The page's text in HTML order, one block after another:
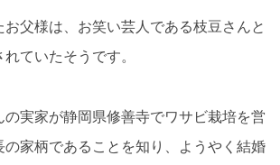
父様は、お笑い芸人である枝豆さんと
ていたそうです。
の実家が静岡県修善寺でワサビ栽培を営
の家柄であることを知り、ようやく結婚